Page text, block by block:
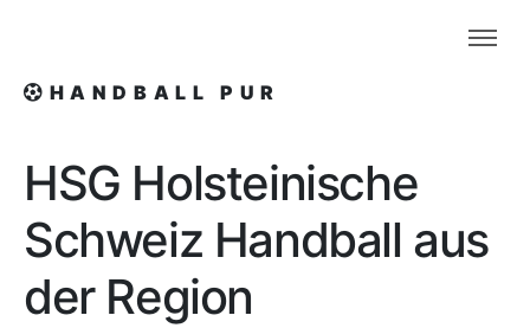
HANDBALL PUR
HSG Holsteinische
Schweiz Handball aus
der Region